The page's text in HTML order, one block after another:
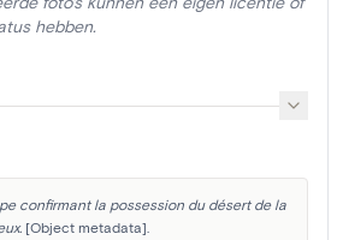
hebben.
confirmant la possession du désert de la
[Object metadata].